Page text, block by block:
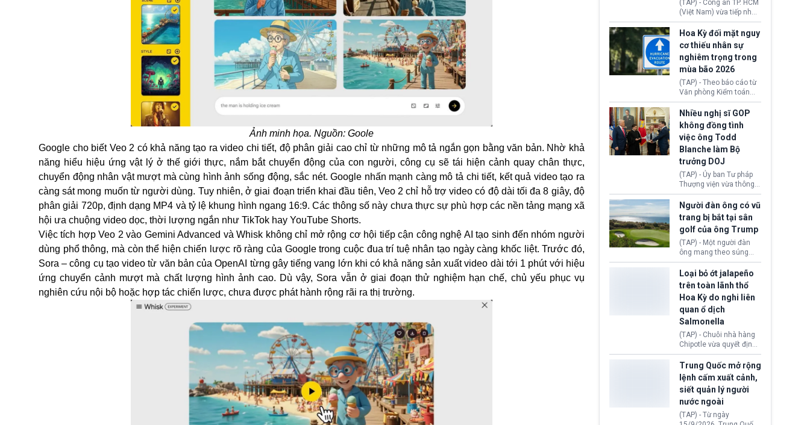
Ảnh minh họa. Nguồn: Goole
Google cho biết Veo 2 có khả năng tạo ra video chi tiết, độ phân giải cao chỉ từ những mô tả ngắn gọn bằng văn bản. Nhờ khả
năng hiểu hiệu ứng vật lý ở thế giới thực, nắm bắt chuyển động của con người, công cụ sẽ tái hiện cảnh quay chân thực,
chuyển động nhân vật mượt mà cùng hình ảnh sống động, sắc nét. Google nhấn mạnh càng mô tả chi tiết, kết quả video tạo ra
càng sát mong muốn từ người dùng. Tuy nhiên, ở giai đoạn triển khai đầu tiên, Veo 2 chỉ hỗ trợ video có độ dài tối đa 8 giây, độ
phân giải 720p, định dạng MP4 và tỷ lệ khung hình ngang 16:9. Các thông số này chưa thực sự phù hợp các nền tảng mạng xã
hội ưa chuộng video dọc, thời lượng ngắn như TikTok hay YouTube Shorts.
Việc tích hợp Veo 2 vào Gemini Advanced và Whisk không chỉ mở rộng cơ hội tiếp cận công nghệ AI tạo sinh đến nhóm người
dùng phổ thông, mà còn thể hiện chiến lược rõ ràng của Google trong cuộc đua trí tuệ nhân tạo ngày càng khốc liệt. Trước đó,
Sora – công cụ tạo video từ văn bản của OpenAI từng gây tiếng vang lớn khi có khả năng sản xuất video dài tới 1 phút với hiệu
ứng chuyển cảnh mượt mà chất lượng hình ảnh cao. Dù vậy, Sora vẫn ở giai đoạn thử nghiệm hạn chế, chủ yếu phục vụ
nghiên cứu nội bộ hoặc hợp tác chiến lược, chưa được phát hành rộng rãi ra thị trường.
viên Việt Nam, hỗ trợ
toàn bộ chi phí học tập
cùng nhiều quyền lợi
trong suốt một năm
học.
(TAP) - Công an TP. HCM
(Việt Nam) vừa tiếp nhận
47 công dân Việt Nam bị
Hoa Kỳ trục xuất về
nước. Đây là đợt có số
lượng lớn nhất từ đầu
năm 2026 đến nay, phản
ánh xu hướng gia tăng
các trường hợp trục
xuất.
Hoa Kỳ đối mặt nguy
cơ thiếu nhân sự
nghiêm trọng trong
mùa bão 2026
(TAP) - Theo báo cáo từ
Văn phòng Kiểm toán
Chính phủ (GAO), Cơ
quan Quản lý Khẩn cấp
Liên bang (FEMA) thuộc
Bộ An ninh Nội địa Hoa
Kỳ (DHS) đang đối mặt
nguy cơ thiếu hụt lực
lượng trầm trọng. Điều
này cần được đặc biệt
chú ý bởi nếu các siêu
bão đổ bộ Hoa Kỳ ở nửa
lượng ứng phó “mỏng”
có thể làm nghẽn công
tác cứu trợ; dẫn đến hệ
thống ứng phó khẩn cấp
quốc gia quá tải.
Nhiều nghị sĩ GOP
không đồng tình
việc ông Todd
Blanche làm Bộ
trưởng DOJ
(TAP) - Ủy ban Tư pháp
Thượng viện vừa thông
qua đề cử ông Todd
Blanche làm Bộ trưởng
Bộ Tư pháp Hoa Kỳ
(DOJ) sau thời gian dài
ông giữ chức quyền Bộ
trưởng. Mặc dù vậy,
nhiều chính trị gia đảng
Cộng hoà (GOP) vẫn tỏ
ra hoài nghi, thậm chí
tuyên bố sẽ lên tiếng
phản đối khi đề cử này
được đưa ra toàn thể bỏ
phiếu.
Người đàn ông có vũ
trang bị bắt tại sân
golf của ông Trump
(TAP) - Một người đàn
ông mang theo súng
ngắn vừa bị bắt khi đang
chụp ảnh, quay video tại
sân golf Trump National
Golf Club (Quận Los
Angeles, bang
California). Vụ việc xảy
ra ngay trước lúc Tổng
thống Donald Trump tới
thăm địa điểm này.
Loại bỏ ớt jalapeño
trên toàn lãnh thổ
Hoa Kỳ do nghi liên
quan ổ dịch
Salmonella
(TAP) - Chuỗi nhà hàng
Chipotle vừa quyết định
loại bỏ tất cả ớt jalapeño
khỏi những cửa hàng
trên toàn lãnh thổ Hoa
Kỳ. Nguyên nhân do cơ
quan y tế nghi ngờ
nguyên liệu liên quan
đến ổ dịch Salmonella
khiến ít nhất 110 người
Trung Quốc mở rộng
lệnh cấm xuất cảnh,
siết quản lý người
nước ngoài
(TAP) - Từ ngày